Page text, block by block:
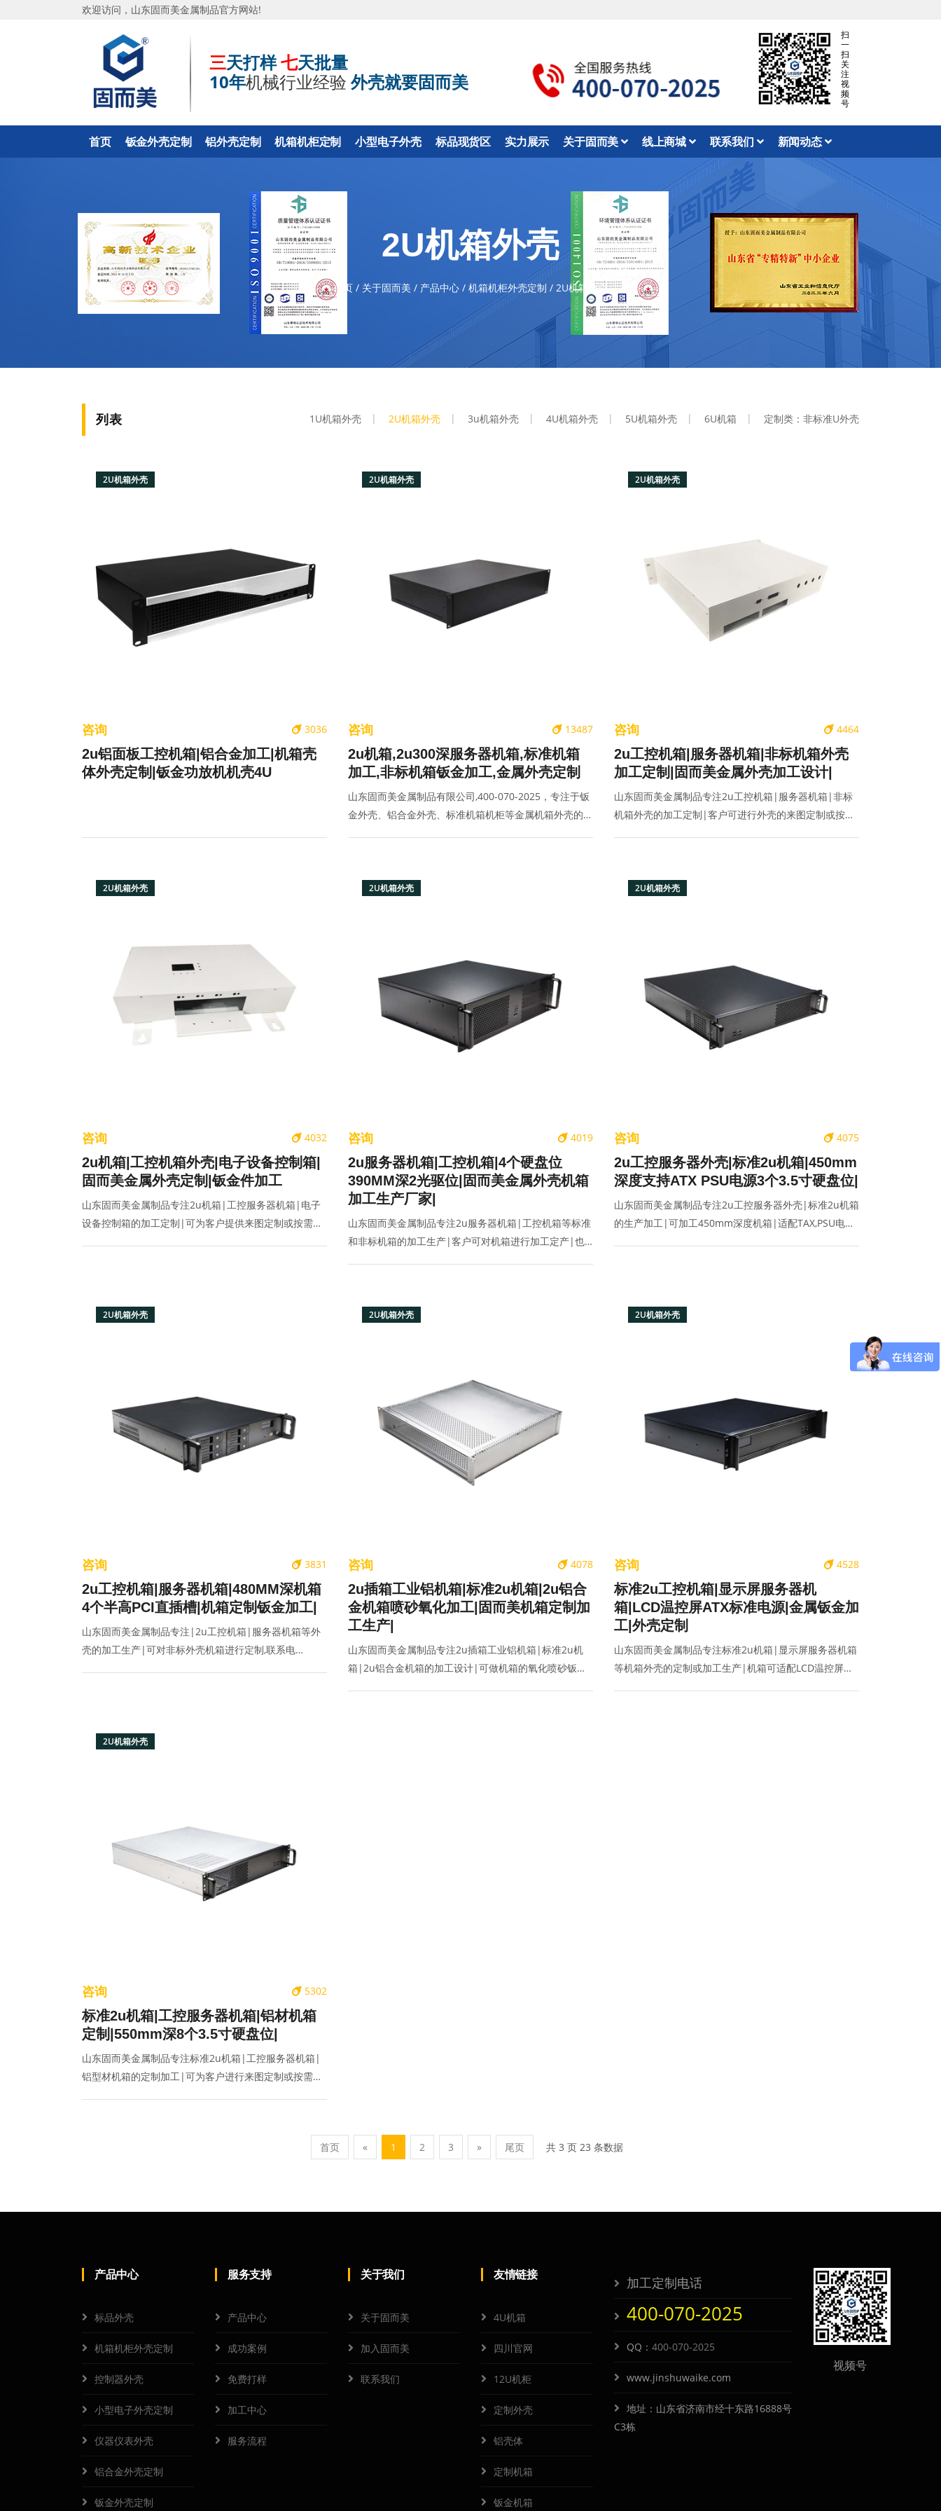
欢迎访问，山东固而美金属制品官方网站!
三天打样七天批量
10年机械行业经验外壳就要固而美
扫
一
扫
关
注
视
频
号
首页 钣金外壳定制 铝外壳定制 机箱机柜定制 小型电子外壳 标品现货区 实力展示 关于固而美 线上商城 联系我们 新闻动态
2U机箱外壳
首页 / 关于固而美 / 产品中心 / 机箱机柜外壳定制 / 2U机箱外壳
列表 1U机箱外壳 2U机箱外壳 3u机箱外壳 4U机箱外壳 5U机箱外壳 6U机箱 定制类：非标准U外壳
2U机箱外壳
3036
咨询
2u铝面板工控机箱|铝合金加工|机箱壳
体外壳定制|钣金功放机机壳4U
2U机箱外壳
13487
咨询
2u机箱,2u300深服务器机箱,标准机箱
加工,非标机箱钣金加工,金属外壳定制
山东固而美金属制品有限公司,400-070-2025，专注于钣
金外壳、铝合金外壳、标准机箱机柜等金属机箱外壳的设
2U机箱外壳
4464
咨询
2u工控机箱|服务器机箱|非标机箱外壳
加工定制|固而美金属外壳加工设计|
山东固而美金属制品专注2u工控机箱|服务器机箱|非标
机箱外壳的加工定制|客户可进行外壳的来图定制或按需
2U机箱外壳
4032
咨询
2u机箱|工控机箱外壳|电子设备控制箱|
固而美金属外壳定制|钣金件加工
山东固而美金属制品专注2u机箱|工控服务器机箱|电子
设备控制箱的加工定制|可为客户提供来图定制或按需设
2U机箱外壳
4019
咨询
2u服务器机箱|工控机箱|4个硬盘位
390MM深2光驱位|固而美金属外壳机箱
加工生产厂家|
山东固而美金属制品专注2u服务器机箱|工控机箱等标准
和非标机箱的加工生产|客户可对机箱进行加工定产|也
2U机箱外壳
4075
咨询
2u工控服务器外壳|标准2u机箱|450mm
深度支持ATX PSU电源3个3.5寸硬盘位|
山东固而美金属制品专注2u工控服务器外壳|标准2u机箱
的生产加工|可加工450mm深度机箱|适配TAX,PSU电
2U机箱外壳
3831
咨询
2u工控机箱|服务器机箱|480MM深机箱
4个半高PCI直插槽|机箱定制钣金加工|
山东固而美金属制品专注|2u工控机箱|服务器机箱等外
壳的加工生产|可对非标外壳机箱进行定制,联系电
2U机箱外壳
4078
咨询
2u插箱工业铝机箱|标准2u机箱|2u铝合
金机箱喷砂氧化加工|固而美机箱定制加
工生产|
山东固而美金属制品专注2u插箱工业铝机箱|标准2u机
箱|2u铝合金机箱的加工设计|可做机箱的氧化喷砂钣金
2U机箱外壳
4528
咨询
标准2u工控机箱|显示屏服务器机
箱|LCD温控屏ATX标准电源|金属钣金加
工|外壳定制
山东固而美金属制品专注标准2u机箱|显示屏服务器机箱
等机箱外壳的定制或加工生产|机箱可适配LCD温控屏
2U机箱外壳
5302
咨询
标准2u机箱|工控服务器机箱|铝材机箱
定制|550mm深8个3.5寸硬盘位|
山东固而美金属制品专注标准2u机箱|工控服务器机箱|
铝型材机箱的定制加工|可为客户进行来图定制或按需设
首页 « 1 2 3 » 尾页 共 3 页 23 条数据
产品中心
标品外壳
机箱机柜外壳定制
控制器外壳
小型电子外壳定制
仪器仪表外壳
铝合金外壳定制
钣金外壳定制
服务支持
产品中心
成功案例
免费打样
加工中心
服务流程
关于我们
关于固而美
加入固而美
联系我们
友情链接
4U机箱
四川官网
12U机柜
定制外壳
铝壳体
定制机箱
钣金机箱
加工定制电话
400-070-2025
QQ： 400-070-2025
www.jinshuwaike.com
地址：山东省济南市经十东路16888号
C3栋
视频号